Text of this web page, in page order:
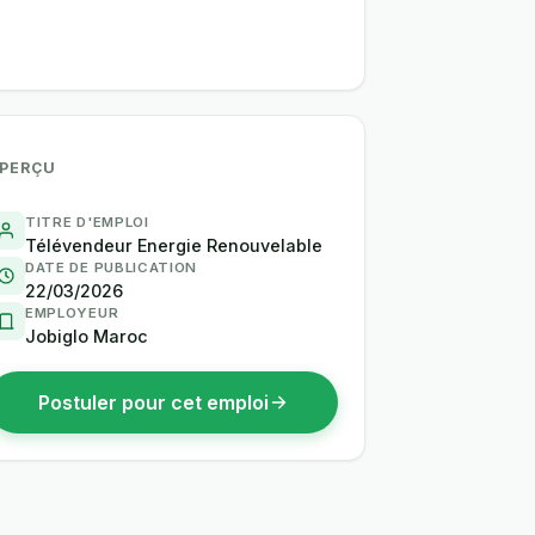
TITRE D'EMPLOI
Télévendeur Energie Renouvelable
DATE DE PUBLICATION
22/03/2026
EMPLOYEUR
Jobiglo Maroc
Postuler pour cet emploi